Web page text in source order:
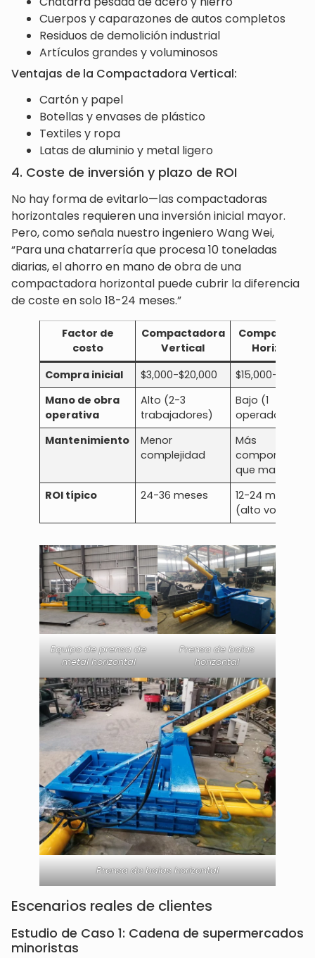
Cuerpos y caparazones de autos completos
Residuos de demolición industrial
Artículos grandes y voluminosos
Ventajas de la Compactadora Vertical:
Cartón y papel
Botellas y envases de plástico
Textiles y ropa
Latas de aluminio y metal ligero
4. Coste de inversión y plazo de ROI
No hay forma de evitarlo—las compactadoras
horizontales requieren una inversión inicial mayor.
Pero, como señala nuestro ingeniero Wang Wei,
“Para una chatarrería que procesa 10 toneladas
diarias, el ahorro en mano de obra de una
compactadora horizontal puede cubrir la diferencia
de coste en solo 18-24 meses.”
Factor de
costo
Compactadora
Vertical
Horizontal
Compra inicial
$3,000-$20,000
$15,000-
Mano de obra
operativa
Alto (2-3
trabajadores)
Bajo (1
operador)
Mantenimiento
Menor
complejidad
Más
componentes
que mantener
ROI típico
24-36 meses
12-24 meses
(alto volumen)
Equipo de prensa de
metal horizontal
Prensa de balas
horizontal
Prensa de balas horizontal
Escenarios reales de clientes
Estudio de Caso 1: Cadena de supermercados
minoristas